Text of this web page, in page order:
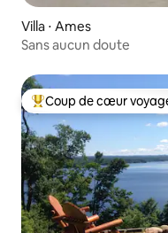
Villa ⋅ Ames
Sans aucun doute
Coups de cœur
Coup de cœur